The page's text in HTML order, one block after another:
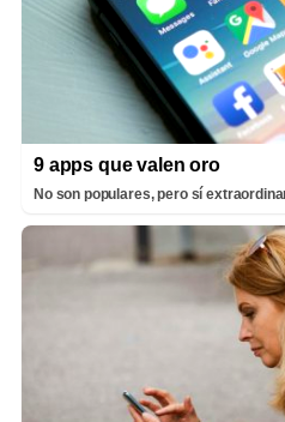
9 apps que valen oro
No son populares, pero sí